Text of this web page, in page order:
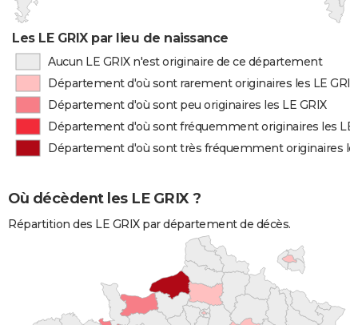
Les LE GRIX par lieu de naissance
Aucun LE GRIX n'est originaire de ce département
Département d'où sont rarement originaires les LE GRIX
Département d'où sont peu originaires les LE GRIX
Département d'où sont fréquemment originaires les LE
Département d'où sont très fréquemment originaires
Où décèdent les LE GRIX ?
Répartition des LE GRIX par département de décès.